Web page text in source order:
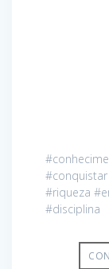
#riqueza
#disciplina